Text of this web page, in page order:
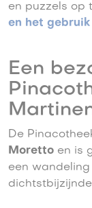
en puzzels op
en het gebruik
Een
De
Moretto en is
een